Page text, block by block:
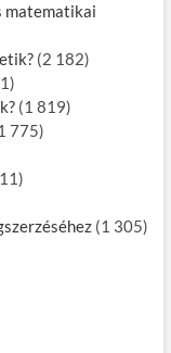
matematikai
(2 182)
(1 819)
775)
(1 305)